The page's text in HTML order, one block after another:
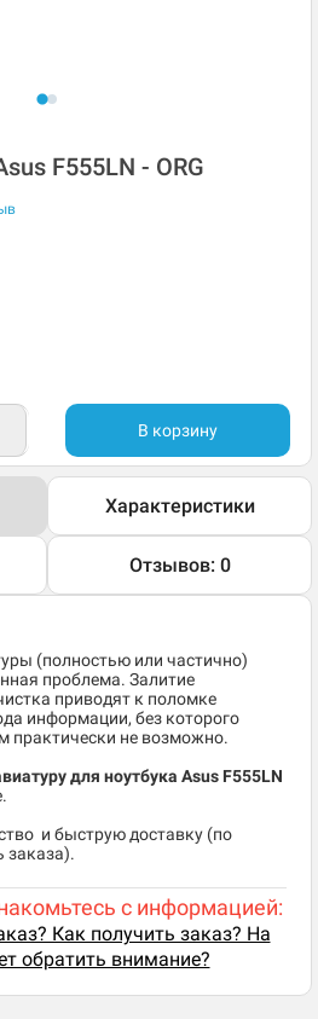
F555LN - ORG
В корзину
Характеристики
Отзывов: 0
(полностью или частично)
проблема. Залитие
приводят к поломке
информации, без которого
практически не возможно.
для ноутбука Asus F555LN
и быструю доставку (по
заказа).
с информацией:
Как получить заказ? На
обратить внимание?